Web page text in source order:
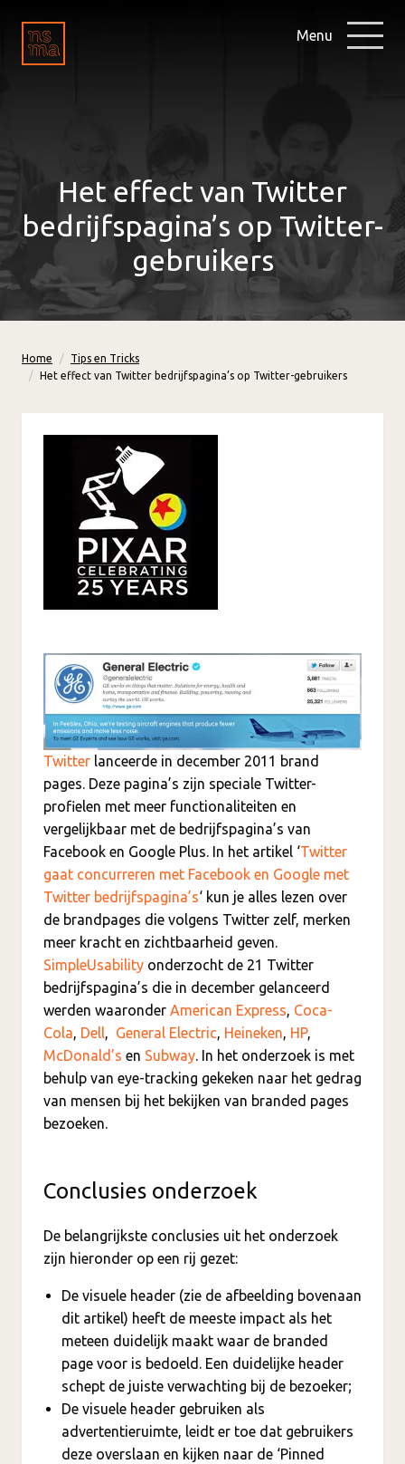
Menu
Het effect van Twitter
bedrijfspagina’s op Twitter-
gebruikers
Home
Tips en Tricks
Het effect van Twitter bedrijfspagina’s op Twitter-gebruikers
Twitter lanceerde in december 2011 brand
pages. Deze pagina’s zijn speciale Twitter-
profielen met meer functionaliteiten en
vergelijkbaar met de bedrijfspagina’s van
Facebook en Google Plus. In het artikel ‘Twitter
gaat concurreren met Facebook en Google met
Twitter bedrijfspagina’s‘ kun je alles lezen over
de brandpages die volgens Twitter zelf, merken
meer kracht en zichtbaarheid geven.
SimpleUsability onderzocht de 21 Twitter
bedrijfspagina’s die in december gelanceerd
werden waaronder American Express, Coca-
Cola, Dell, General Electric, Heineken, HP,
McDonald’s en Subway. In het onderzoek is met
behulp van eye-tracking gekeken naar het gedrag
van mensen bij het bekijken van branded pages
bezoeken.
Conclusies onderzoek
De belangrijkste conclusies uit het onderzoek
zijn hieronder op een rij gezet:
De visuele header (zie de afbeelding bovenaan
dit artikel) heeft de meeste impact als het
meteen duidelijk maakt waar de branded
page voor is bedoeld. Een duidelijke header
schept de juiste verwachting bij de bezoeker;
De visuele header gebruiken als
advertentieruimte, leidt er toe dat gebruikers
deze overslaan en kijken naar de ‘Pinned